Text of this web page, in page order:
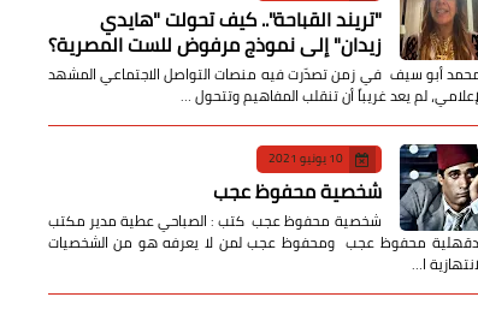
​"تريند القباحة".. كيف تحولت "هايدي
زيدان" إلى نموذج مرفوض للست المصرية؟
أبو سيف ​في زمن تصدّرت فيه منصات التواصل الاجتماعي المشهد
لم يعد غريباً أن تنقلب المفاهيم وتتحول …
10 يونيو 2021
شخصية محفوظ عجب
شخصية محفوظ عجب كتب : الصباحي عطية مدير مكتب
محفوظ عجب ومحفوظ عجب لمن لا يعرفه هو من الشخصيات
ا…